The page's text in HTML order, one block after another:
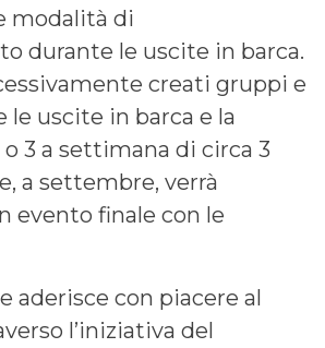
modalità di
durante le uscite in barca.
creati gruppi e
le uscite in barca e la
3 a settimana di circa 3
a settembre, verrà
evento finale con le
aderisce con piacere al
l’iniziativa del